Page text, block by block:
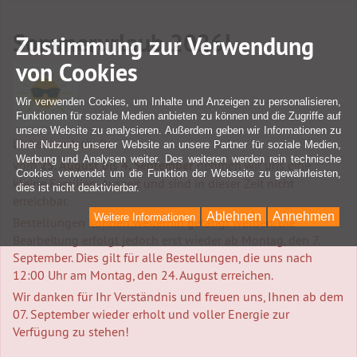
Sommerurlaub 2026!
Liebe Kundschaft,
vom25. August bis 4. Septembernehmen wir uns eine
kleine Familien-Auszeit und sind in dieser Zeit nicht
Bestellungen können weiterhin getätigt werden. Die
September. Dies gilt für alle Bestellungen, die uns nach
12:00 Uhr am Montag, den 24. August erreichen.
Wir danken für Ihr Verständnis und freuen uns, Ihnen ab dem
07. September wieder erholt und voller Energie zur
Verfügung zu stehen!
Zustimmung zur Verwendung
von Cookies
Wir verwenden Cookies, um Inhalte und Anzeigen zu personalisieren,
Funktionen für soziale Medien anbieten zu können und die Zugriffe auf
unsere Website zu analysieren. Außerdem geben wir Informationen zu
Ihrer Nutzung unserer Website an unsere Partner für soziale Medien,
Werbung und Analysen weiter. Des weiteren werden rein technische
Cookies verwendet um die Funktion der Webseite zu gewährleisten,
dies ist nicht deaktivierbar.
Annehmen
Ablehnen
Weitere Informationen